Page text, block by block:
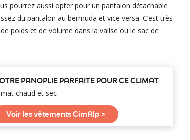
pourrez aussi opter pour un pantalon détachable
du pantalon au bermuda et vice versa. C’est très
poids et de volume dans la valise ou le sac de
PANOPLIE PARFAITE POUR CE CLIMAT
chaud et sec
Voir les vêtements CimAlp >